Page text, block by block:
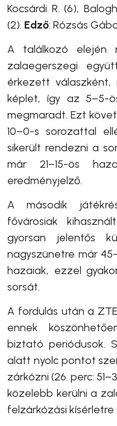
Kocsárdi R. (6),
(2). Edző: Rózsás
A találkozó
zalaegerszegi
érkezett
képlet, így az 5–5-
megmaradt. Ezt
10–0-s sorozattal
sikerült rendezni a
már 21–15-ös
eredményjelző.
A második
fővárosiak
gyorsan jelentős
nagyszünetre már
hazaiak, ezzel
sorsát.
A fordulás után a
ennek
biztató periódusok.
alatt nyolc pontot
zárkózni (26. perc:
közelebb kerülni a
felzárkózási